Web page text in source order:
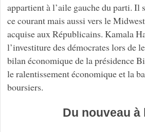
appartient à l’aile gauche du parti. Il
ce courant mais aussi vers le
acquise aux Républicains. Kamala
l’investiture des démocrates lors de
bilan économique de la présidence
le ralentissement économique et la
boursiers.
Du nouveau à